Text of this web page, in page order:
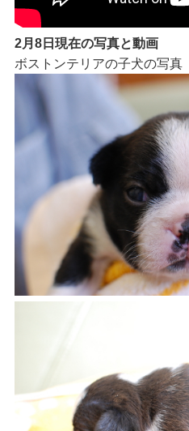
2月8日現在の写真と動画
ボストンテリアの子犬の写真